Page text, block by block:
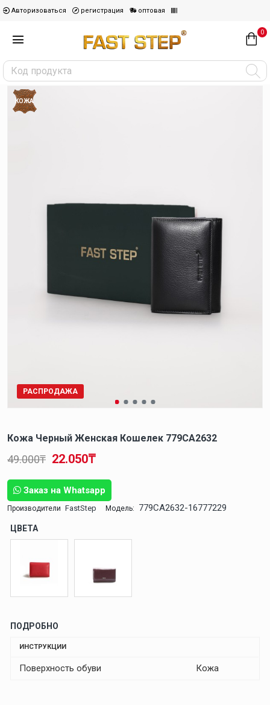
Авторизоваться регистрация оптовая
0
КОЖА
РАСПРОДАЖА
Кожа Черный Женская Кошелек 779CA2632
Заказ на Whatsapp
Производители FastStep Модель: 779CA2632-16777229
22.050₸
49.000₸
ЦВЕТА
ПОДРОБНО
ИНСТРУКЦИИ
Поверхность обуви Кожа